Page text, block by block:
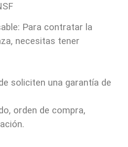
Para contratar la
necesitas tener
soliciten una garantía de
orden de compra,